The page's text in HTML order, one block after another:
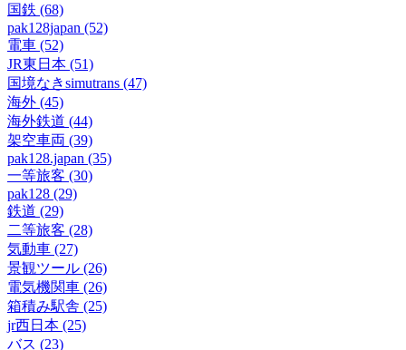
国鉄 (68)
pak128japan (52)
電車 (52)
JR東日本 (51)
国境なきsimutrans (47)
海外 (45)
海外鉄道 (44)
架空車両 (39)
pak128.japan (35)
一等旅客 (30)
pak128 (29)
鉄道 (29)
二等旅客 (28)
気動車 (27)
景観ツール (26)
電気機関車 (26)
箱積み駅舎 (25)
jr西日本 (25)
バス (23)